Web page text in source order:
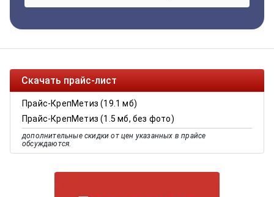
Скачать прайс-лист
Прайс-КрепМетиз (19.1 мб)
Прайс-КрепМетиз (1.5 мб, без фото)
дополнительные скидки от цен указанных в прайсе
обсуждаются.